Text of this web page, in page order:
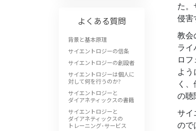
た
侵害
教会
ライ
ロ
よ
く
の聴
サイ
ので
よくある質問
背景と基本原理
サイエントロジーの信条
サイエントロジーの創設者
サイエントロジーは個人に
対して何を行うのか?
サイエントロジーと
ダイアネティックスの書籍
サイエントロジーと
ダイアネティックスの
トレーニング･サービス